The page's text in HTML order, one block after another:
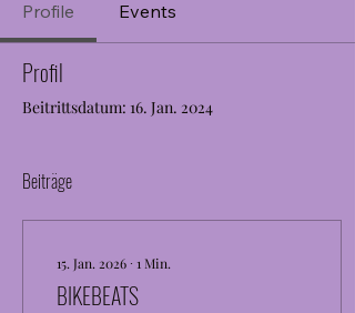
Profile Events
Profil
Beitrittsdatum: 16. Jan. 2024
Beiträge
15. Jan. 2026 ∙ 1 Min.
BIKEBEATS